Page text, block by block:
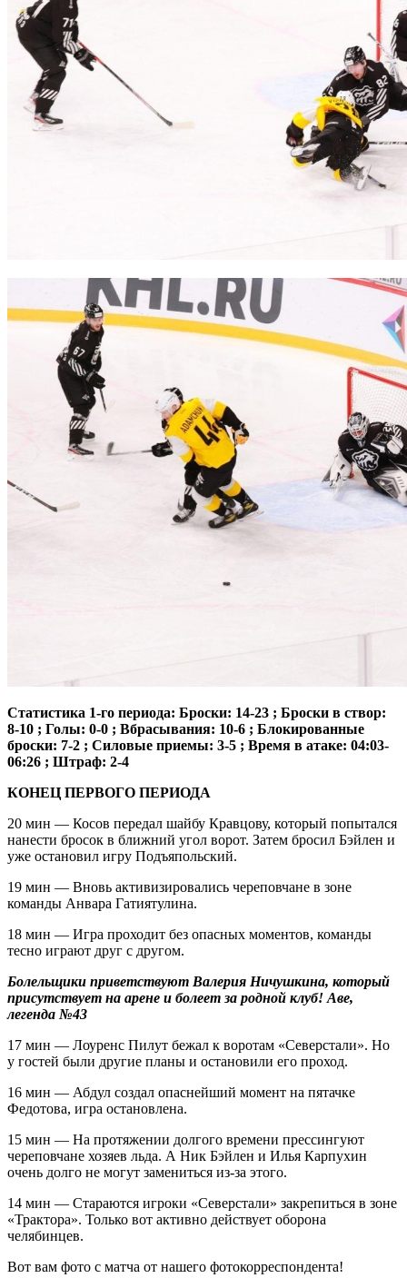
Статистика 1-го периода: Броски: 14-23 ; Броски в створ:
8-10 ; Голы: 0-0 ; Вбрасывания: 10-6 ; Блокированные
броски: 7-2 ; Силовые приемы: 3-5 ; Время в атаке: 04:03-
06:26 ; Штраф: 2-4
КОНЕЦ ПЕРВОГО ПЕРИОДА
20 мин — Косов передал шайбу Кравцову, который попытался
нанести бросок в ближний угол ворот. Затем бросил Бэйлен и
уже остановил игру Подъяпольский.
19 мин — Вновь активизировались череповчане в зоне
команды Анвара Гатиятулина.
18 мин — Игра проходит без опасных моментов, команды
тесно играют друг с другом.
Болельщики приветствуют Валерия Ничушкина, который
присутствует на арене и болеет за родной клуб! Аве,
легенда №43
17 мин — Лоуренс Пилут бежал к воротам «Северстали». Но
у гостей были другие планы и остановили его проход.
16 мин — Абдул создал опаснейший момент на пятачке
Федотова, игра остановлена.
15 мин — На протяжении долгого времени прессингуют
череповчане хозяев льда. А Ник Бэйлен и Илья Карпухин
очень долго не могут замениться из-за этого.
14 мин — Стараются игроки «Северстали» закрепиться в зоне
«Трактора». Только вот активно действует оборона
челябинцев.
Вот вам фото с матча от нашего фотокорреспондента!